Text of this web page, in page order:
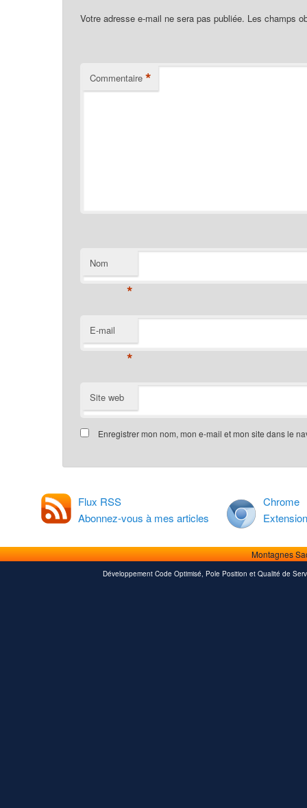
Votre adresse e-mail ne sera pas publiée. Les champs
Commentaire *
Nom
*
E-mail
*
Site web
Enregistrer mon nom, mon e-mail et mon site dans le
Flux RSS
Abonnez-vous à mes articles
Chrome
Montagnes
Développement Code Optimisé, Pole Position et Qualité de